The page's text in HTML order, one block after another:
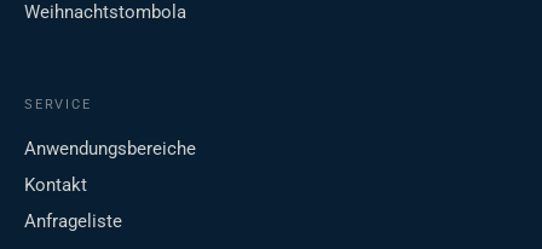
Weihnachtstombola
SERVICE
Anwendungsbereiche
Kontakt
Anfrageliste